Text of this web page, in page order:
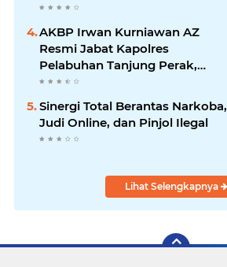
AKBP Irwan Kurniawan AZ
Resmi Jabat Kapolres
Pelabuhan Tanjung Perak,
Pimpinan Redaksi
HarianMataBerita.com
Sampaikan Ucapan Selamat
Sinergi Total Berantas Narkoba,
Judi Online, dan Pinjol Ilegal
Lihat Selengkapnya